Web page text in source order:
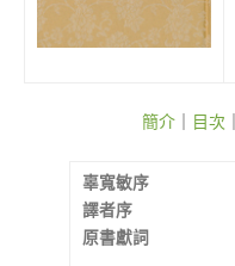
簡介 目次
辜寬敏序
譯者序
原書獻詞